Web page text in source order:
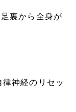
裏から全身が
律神経のリセッ